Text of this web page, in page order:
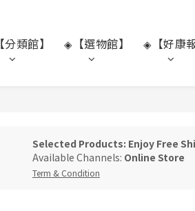
【分類館】 ◈ 【選物館】 ◈ 【好康
Selected Products: Enjoy Free
Available Channels: Online Store
Term & Condition